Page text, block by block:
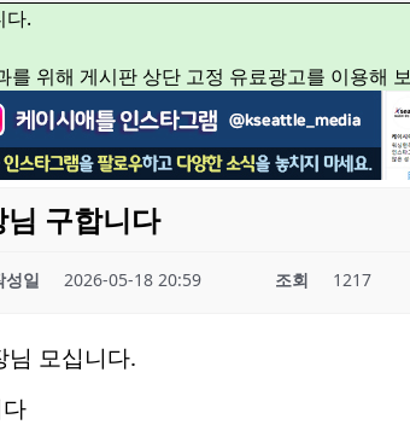
다.
위해 게시판 상단 고정 유료광고를 이용해
구합니다
성일 2026-05-18 20:59 조회 1217
님 모십니다.